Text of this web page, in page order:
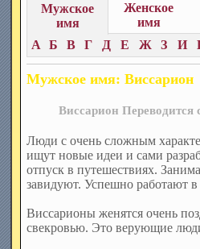
Мужское
имя
Женское
имя
А Б В Г Д Е Ж З И
Мужское имя: Виссарион
Виссарион
Люди с очень сложным
ищут новые идеи и сами
отпуск в путешествиях.
завидуют. Успешно работают
Виссарионы женятся очень
свекровью. Это верующие